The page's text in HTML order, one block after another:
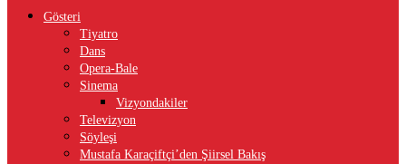
Gösteri
Tiyatro
Dans
Opera-Bale
Sinema
Vizyondakiler
Televizyon
Söyleşi
Mustafa Karaçiftçi’den Şiirsel Bakış